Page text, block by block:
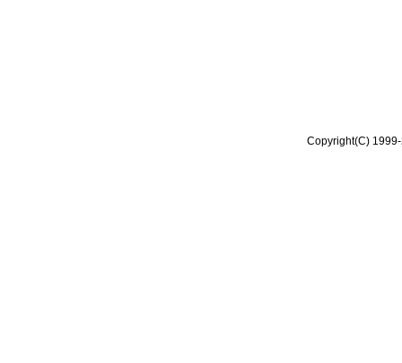
Copyright(C)